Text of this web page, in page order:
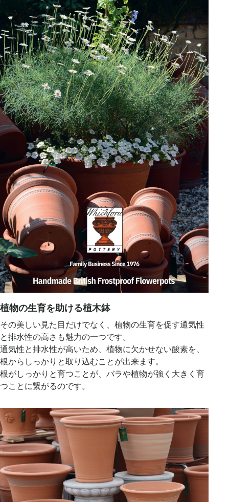
植物の生育を助ける植木鉢
その美しい見た目だけでなく、植物の生育を促す通気性
と排水性の高さも魅力の一つです。
通気性と排水性が高いため、植物に欠かせない酸素を、
根からしっかりと取り込むことが出来ます。
根がしっかりと育つことが、バラや植物が強く大きく育
つことに繋がるのです。